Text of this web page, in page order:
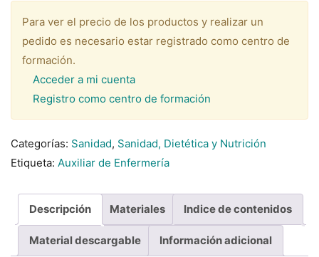
Para ver el precio de los productos y realizar un
pedido es necesario estar registrado como centro de
formación.
Acceder a mi cuenta
Registro como centro de formación
Categorías: Sanidad, Sanidad, Dietética y Nutrición
Etiqueta: Auxiliar de Enfermería
Descripción Materiales Indice de contenidos
Material descargable Información adicional